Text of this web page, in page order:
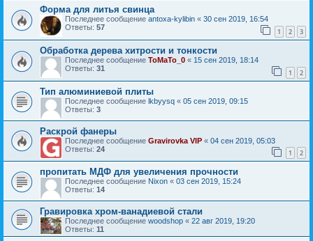
Форма для литья свинца
Последнее сообщение antoxa-kylibin « 30 сен 2019, 16:54
Ответы: 57 1 2 3
Обработка дерева хитрости и тонкости
Последнее сообщение ToMaTo_0 « 15 сен 2019, 18:14
Ответы: 31 1 2
Тип алюминиевой плиты
Последнее сообщение lkbyysq « 05 сен 2019, 09:15
Ответы: 3
Раскрой фанеры
Последнее сообщение Gravirovka VIP « 04 сен 2019, 05:03
Ответы: 24 1 2
пропитать МДФ для увеличения прочности
Последнее сообщение Nixon « 03 сен 2019, 15:24
Ответы: 14
Гравировка хром-ванадиевой стали
Последнее сообщение woodshop « 22 авг 2019, 19:20
Ответы: 11